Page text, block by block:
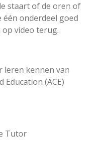
staart of de oren of
onderdeel goed
op video terug.
leren kennen van
(ACE)
Tutor